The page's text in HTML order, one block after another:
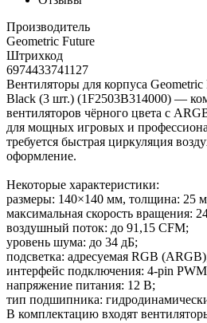
Производитель
Geometric Future
Штрихкод
6974433741127
Вентиляторы для корпуса
Black (3 шт.) (1F2503B314000) —
вентиляторов чёрного цвета с
для мощных игровых и
требуется быстрая циркуляция
оформление.
Некоторые характеристики:
размеры: 140×140 мм, толщина: 25
максимальная скорость вращения:
воздушный поток: до 91,15 CFM;
уровень шума: до 34 дБ;
подсветка: адресуемая RGB
интерфейс подключения: 4-pin
напряжение питания: 12 В;
тип подшипника:
В комплектацию входят